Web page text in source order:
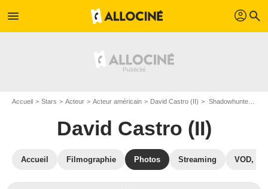
menu profil search
Accueil Stars Acteur Acteur américain David Castro (II) Shadowhunters : Photo David Castro (II), Alberto Rosende
David Castro (II)
Accueil Filmographie Photos Streaming VOD,